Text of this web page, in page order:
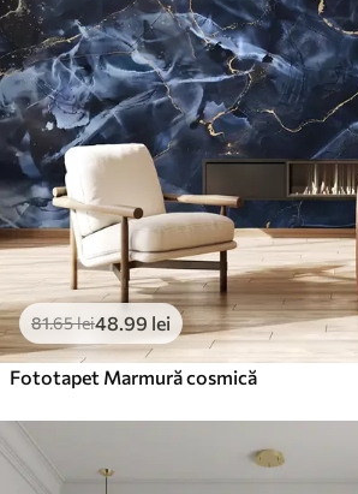
81.65lei48 .99 lei
Fototapet Marmură cosmică